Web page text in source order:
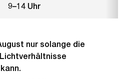
9–14 Uhr
nur solange die